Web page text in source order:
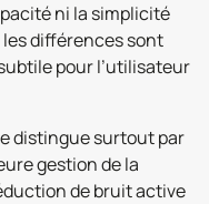
ni la simplicité
les différences sont
pour l’utilisateur
distingue surtout par
gestion de la
de bruit active